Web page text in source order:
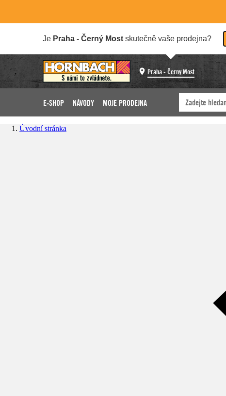
Je Praha - Černý Most skutečně vaše prodejna?
Praha - Černý Most
E-SHOP NÁVODY MOJE PRODEJNA
Úvodní stránka